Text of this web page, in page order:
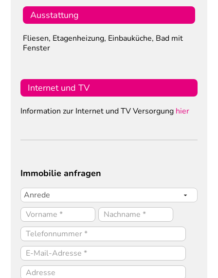
Ausstattung
Fliesen, Etagenheizung, Einbauküche, Bad mit
Fenster
Internet und TV
Information zur Internet und TV Versorgung hier
Immobilie anfragen